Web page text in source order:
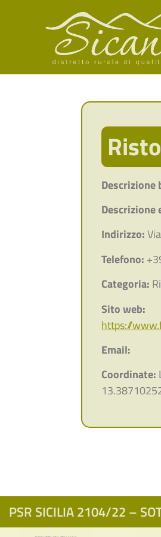
Descrizione
Descrizione
Indirizzo:
Telefono:
Categoria:
Sito web:
https://
Email:
Coordinate:
PSR SICILIA 2104/22 –